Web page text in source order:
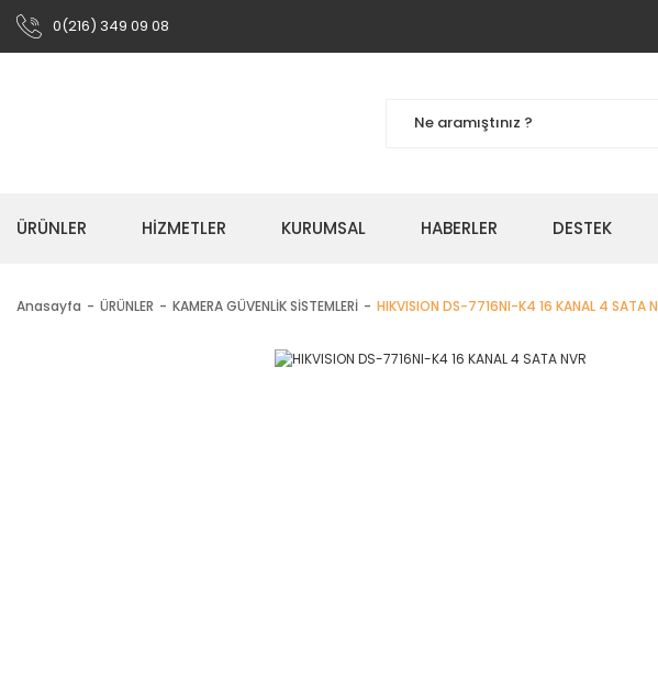
0(216) 349 09 08
ÜRÜNLER HIZMETLER KURUMSAL HABERLER DESTEK
Anasayfa ÜRÜNLER KAMERA GÜVENLİK SİSTEMLERİ HIKVISION DS-7716NI-K4 16 KANAL 4 SATA